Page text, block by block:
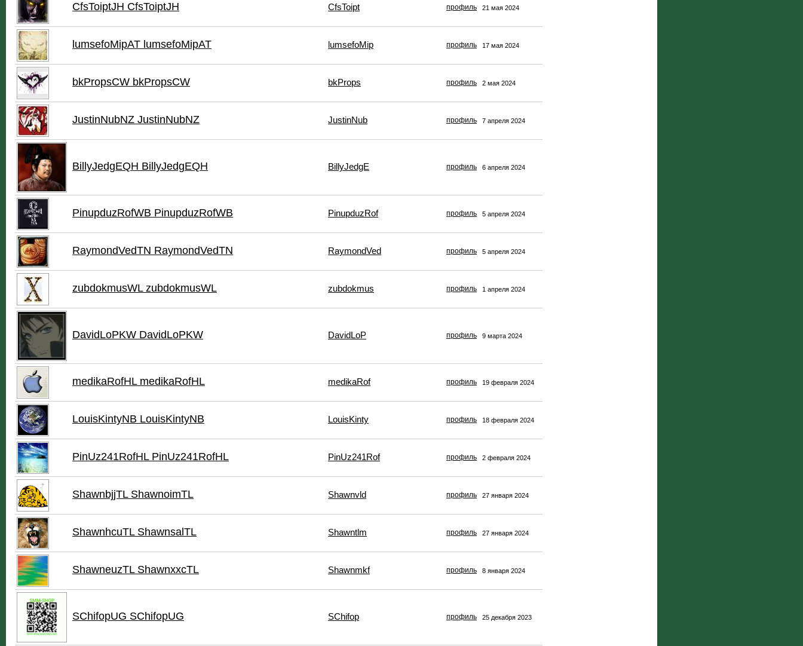
CfsToiptJH CfsToiptJH CfsToipt профиль 21 мая 2024
lumsefoMipAT lumsefoMipAT lumsefoMip профиль 17 мая 2024
bkPropsCW bkPropsCW bkProps профиль 2 мая 2024
JustinNubNZ JustinNubNZ JustinNub профиль 7 апреля 2024
BillyJedgEQH BillyJedgEQH BillyJedgE профиль 6 апреля 2024
PinupduzRofWB PinupduzRofWB PinupduzRof профиль 5 апреля 2024
RaymondVedTN RaymondVedTN RaymondVed профиль 5 апреля 2024
zubdokmusWL zubdokmusWL zubdokmus профиль 1 апреля 2024
DavidLoPKW DavidLoPKW DavidLoP профиль 9 марта 2024
medikaRofHL medikaRofHL medikaRof профиль 19 февраля 2024
LouisKintyNB LouisKintyNB LouisKinty профиль 18 февраля 2024
PinUz241RofHL PinUz241RofHL PinUz241Rof профиль 2 февраля 2024
ShawnbjjTL ShawnoimTL Shawnvld профиль 27 января 2024
ShawnhcuTL ShawnsalTL Shawntlm профиль 27 января 2024
ShawneuzTL ShawnxxcTL Shawnmkf профиль 8 января 2024
SChifopUG SChifopUG SChifop профиль 25 декабря 2023